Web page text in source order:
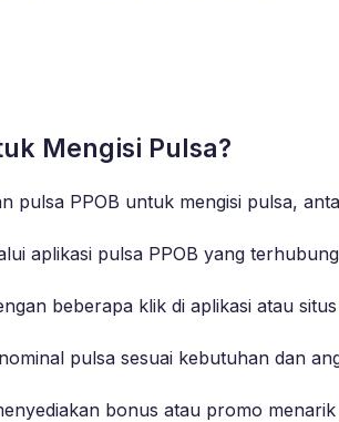
Mengisi Pulsa?
pulsa PPOB untuk mengisi pulsa,
aplikasi pulsa PPOB yang
beberapa klik di aplikasi atau situs
pulsa sesuai kebutuhan dan
bonus atau promo